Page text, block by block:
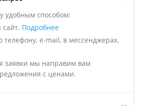
удобным способом:
сайт. Подробнее
телефону, e-mail, в мессенджерах.
заявки мы направим вам
с ценами.